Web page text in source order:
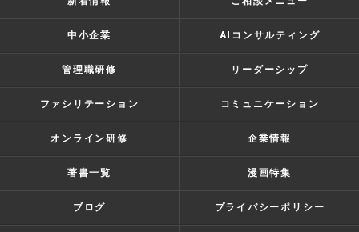
中小企業 AIコンサルティング
管理職研修 リーダーシップ
ファシリテーション コミュニケーション
オンライン研修 企業情報
著書一覧 漫画特集
ブログ プライバシーポリシー